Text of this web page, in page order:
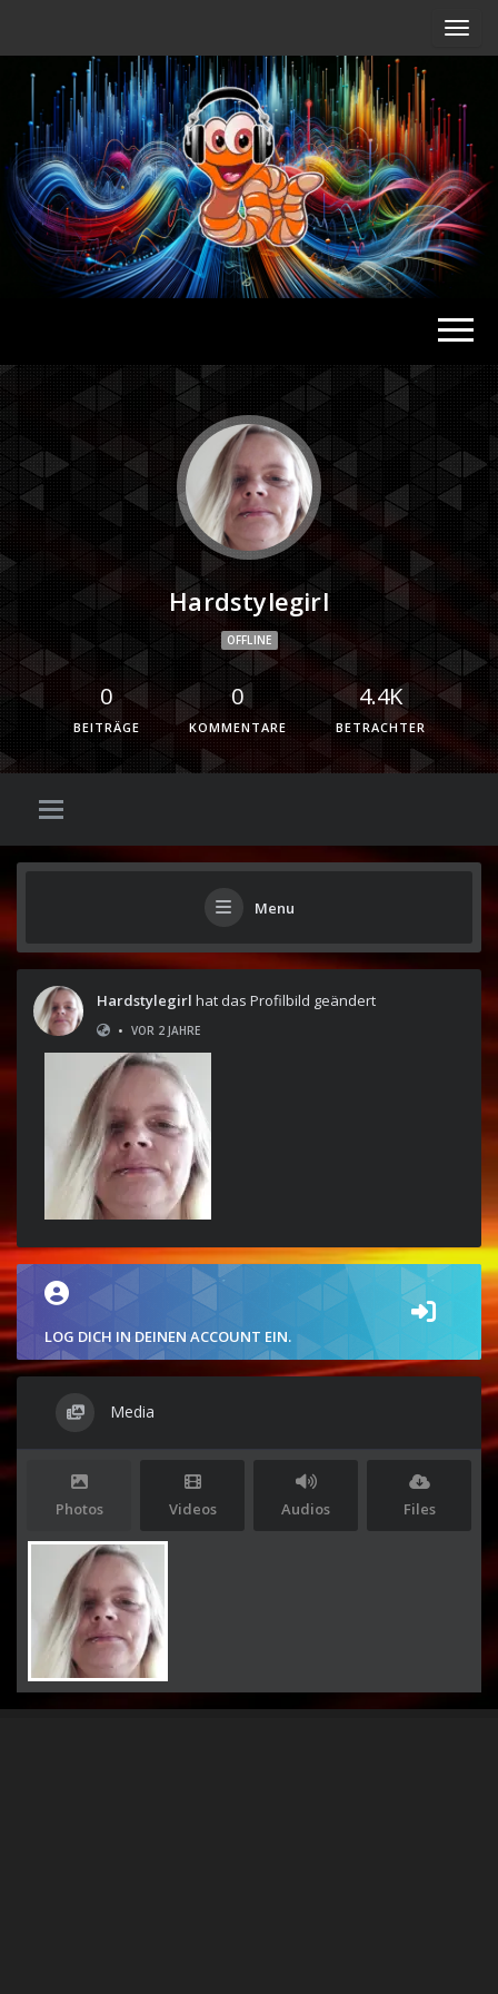
Radio
Hardstylegirl
OFFLINE
0
BEITRÄGE
0
KOMMENTARE
4.4K
BETRACHTER
Menu
Hardstylegirl hat das Profilbild geändert
• VOR 2 JAHRE
LOG DICH IN DEINEN ACCOUNT EIN.
Media
Photos Videos Audios Files